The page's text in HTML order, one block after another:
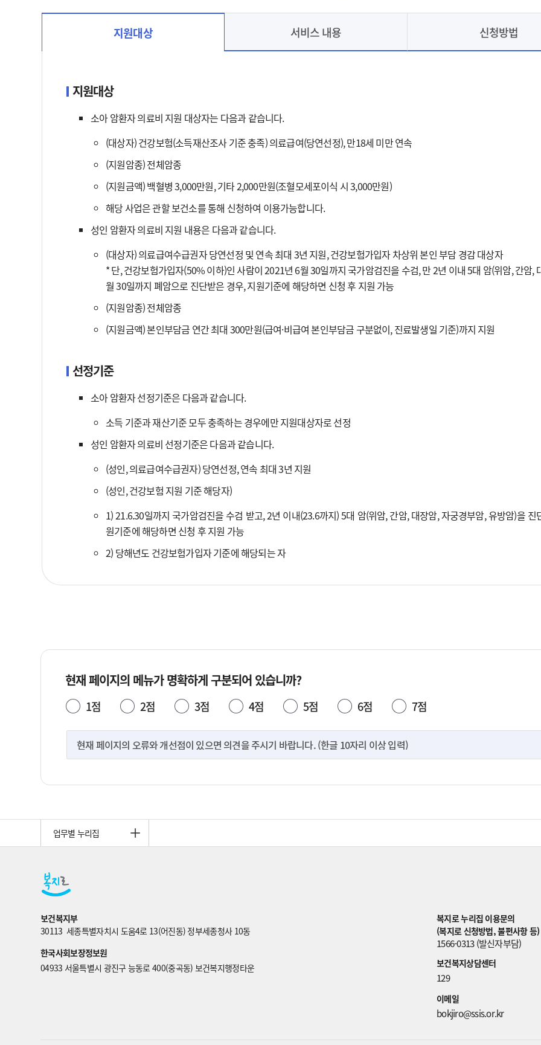
지원대상 서비스 내용 신청방법
지원대상
소아 암환자 의료비 지원 대상자는 다음과 같습니다.
(대상자) 건강보험(소득재산조사 기준 충족) 의료급여(당연선정), 만18세 미만 연속
(지원암종) 전체암종
(지원금액) 백혈병 3,000만원, 기타 2,000만원(조혈모세포이식 시 3,000만원)
해당 사업은 관할 보건소를 통해 신청하여 이용가능합니다.
성인 암환자 의료비 지원 내용은 다음과 같습니다.
(대상자) 의료급여수급권자 당연선정 및 연속 최대 3년 지원, 건강보험가입자 차상위 본인 부담 경감 대상자
* 단, 건강보험가입자(50% 이하)인 사람이 2021년 6월 30일까지 국가암검진을 수검, 만 2년 이내 5대 암(위암, 간암,
월 30일까지 폐암으로 진단받은 경우, 지원기준에 해당하면 신청 후 지원 가능
(지원암종) 전체암종
(지원금액) 본인부담금 연간 최대 300만원(급여·비급여 본인부담금 구분없이, 진료발생일 기준)까지 지원
선정기준
소아 암환자 선정기준은 다음과 같습니다.
소득 기준과 재산기준 모두 충족하는 경우에만 지원대상자로 선정
성인 암환자 의료비 선정기준은 다음과 같습니다.
(성인, 의료급여수급권자) 당연선정, 연속 최대 3년 지원
(성인, 건강보험 지원 기준 해당자)
1) 21.6.30일까지 국가암검진을 수검 받고, 2년 이내(23.6까지) 5대 암(위암, 간암, 대장암, 자궁경부암, 유방암)을
원기준에 해당하면 신청 후 지원 가능
2) 당해년도 건강보험가입자 기준에 해당되는 자
현재 페이지의 메뉴가 명확하게 구분되어 있습니까?
1점 2점 3점 4점 5점 6점 7점
현재 페이지의 오류와 개선점이 있으면 의견을 주시기 바랍니다. (한글 10자리 이상 입력)
업무별 누리집
30113  세종특별자치시 도움4로 13(어진동) 정부세종청사 10동
04933 서울특별시 광진구 능동로 400(중곡동) 보건복지행정타운
한국사회보장정보원
보건복지부
복지로 누리집 이용문의
(복지로 신청방법, 불편사항 등)
1566-0313 (발신자부담)
129
이메일
bokjiro@ssis.or.kr
보건복지상담센터